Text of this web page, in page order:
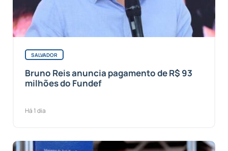
SALVADOR
Bruno Reis anuncia pagamento de R$ 93
milhões do Fundef
Há 1 dia